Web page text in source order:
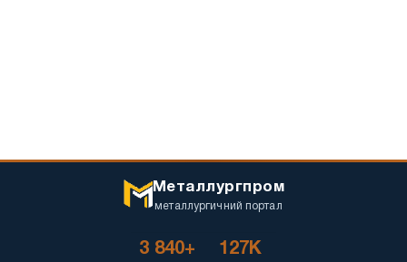
Металлургпром
металлургичний портал
3 840+ 127K